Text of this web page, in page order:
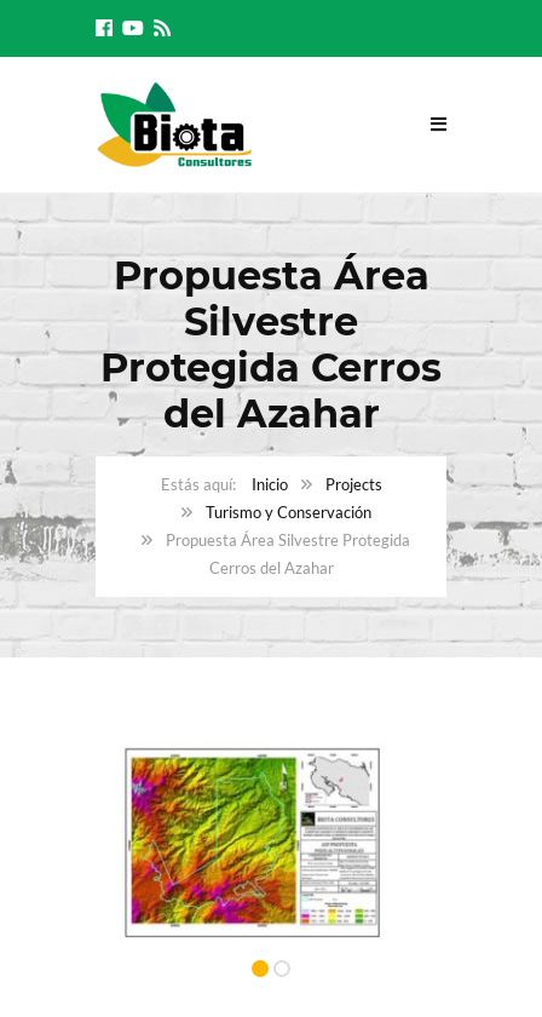
Propuesta Área
Silvestre
Protegida Cerros
del Azahar
Inicio
Projects
Turismo y Conservación
Propuesta Área Silvestre Protegida
Cerros del Azahar